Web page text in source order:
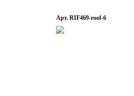
Арт. RIF469-roof-6